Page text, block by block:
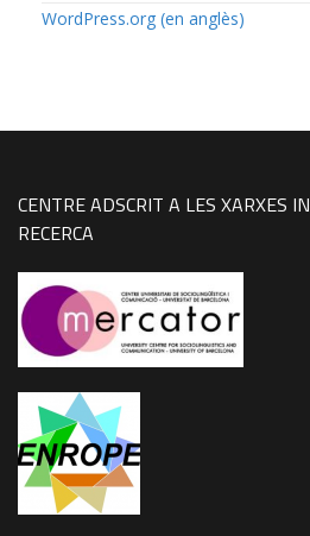
WordPress.org (en anglès)
CENTRE ADSCRIT A LES XARXES
RECERCA